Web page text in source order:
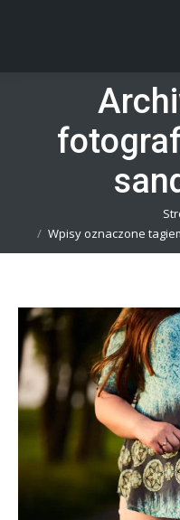
Wpisy oznaczone